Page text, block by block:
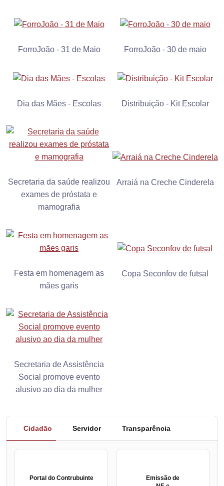
ForroJoão - 31 de Maio ForroJoão - 30 de maio
Dia das Mães - Escolas Distribuição - Kit Escolar
Secretaria da saúde realizou
exames de próstata e
mamografia
Arraiá na Creche Cinderela
Festa em homenagem as
mães garis
Copa Seconfov de futsal
Secretaria de Assistência
Social promove evento
alusivo ao dia da mulher
Cidadão Servidor Transparência
Portal do Contrubuinte
Emissão de